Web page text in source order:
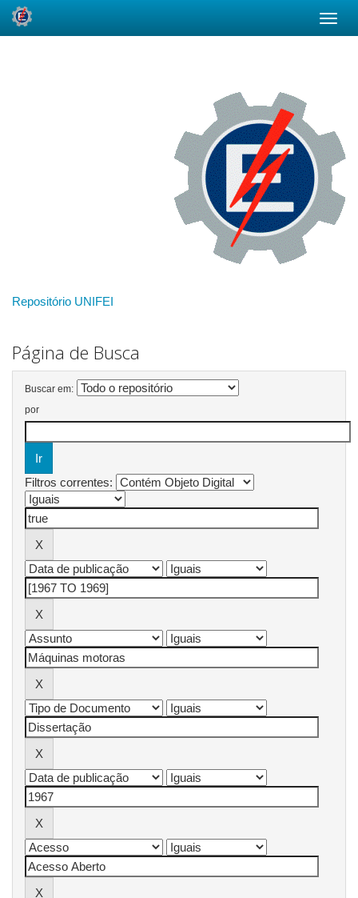
Repositório UNIFEI
Página de Busca
Buscar em:
por
Filtros correntes: